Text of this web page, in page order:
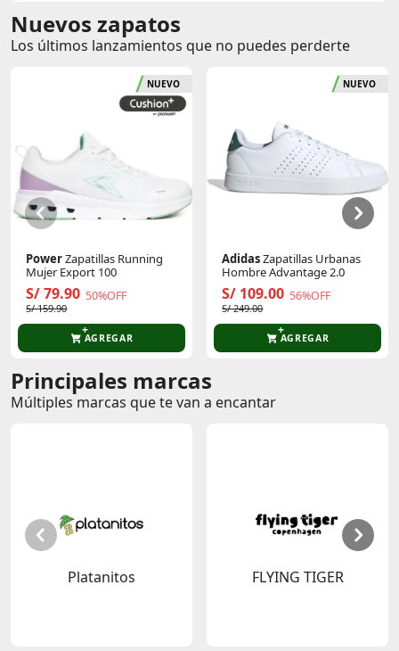
Nuevos zapatos
Los últimos lanzamientos que no puedes perderte
NUEVO
PowerZapatillas Running
Mujer Export 100
S/ 79.90 50%OFF
S/ 159.90
AGREGAR
NUEVO
AdidasZapatillas Urbanas
Hombre Advantage 2.0
S/ 109.00 56%OFF
S/ 249.00
AGREGAR
Principales marcas
Múltiples marcas que te van a encantar
Platanitos FLYING TIGER